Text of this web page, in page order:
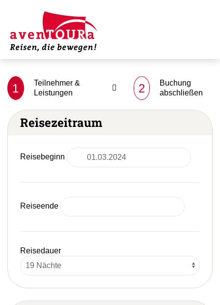
1
Teilnehmer &
Leistungen
2
Buchung
abschließen
Reisezeitraum
Reisebeginn
Reiseende
Reisedauer